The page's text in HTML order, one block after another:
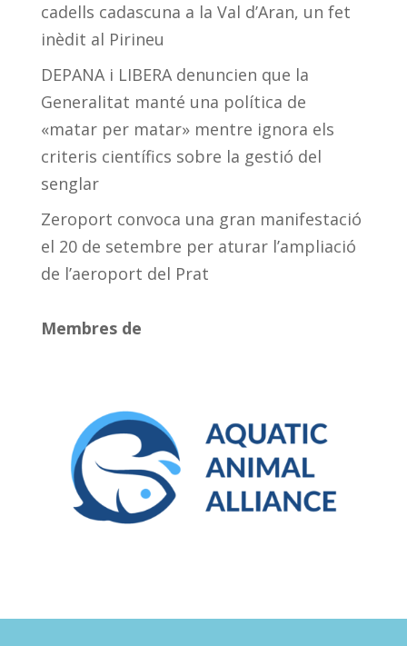
cadells cadascuna a la Val d’Aran, un fet
inèdit al Pirineu
DEPANA i LIBERA denuncien que la
Generalitat manté una política de
«matar per matar» mentre ignora els
criteris científics sobre la gestió del
senglar
Zeroport convoca una gran manifestació
el 20 de setembre per aturar l’ampliació
de l’aeroport del Prat
Membres de